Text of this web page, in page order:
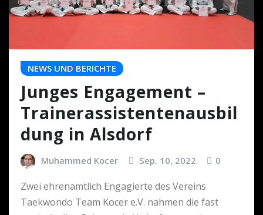
NEWS UND BERICHTE
Junges Engagement –
Trainerassistentenausbil
dung in Alsdorf
Muhammed Kocer Sep. 10, 2022 0
Zwei ehrenamtlich Engagierte des Vereins
Taekwondo Team Kocer e.V. nahmen die fast